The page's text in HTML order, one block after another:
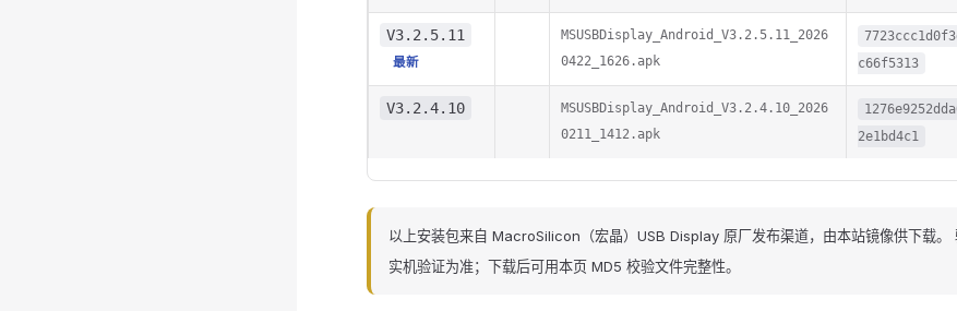
V3.2.5.11
最新
MSUSBDisplay_Android_V3.2.5.11_2026
0422_1626.apk
c66f5313
V3.2.4.10
MSUSBDisplay_Android_V3.2.4.10_2026
0211_1412.apk
2e1bd4c1
以上安装包来自 MacroSilicon（宏晶）USB Display 原厂发布渠道，由本站镜像供下载。
实机验证为准；下载后可用本页 MD5 校验文件完整性。